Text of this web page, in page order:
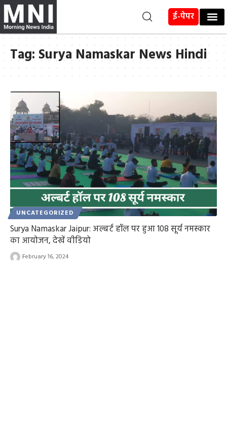
ई-पेपर
Tag: Surya Namaskar News Hindi
UNCATEGORIZED
Surya Namaskar Jaipur: अल्बर्ट हॉल पर हुआ 108 सूर्य नमस्कार
का आयोजन, देखें वीडियो
February 16, 2024